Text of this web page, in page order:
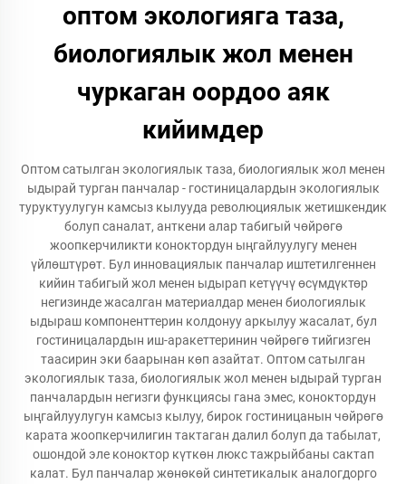
оптом экологияга таза,
биологиялык жол менен
чуркаган оордоо аяк
кийимдер
Оптом сатылган экологиялык таза, биологиялык жол менен
ыдырай турган панчалар - гостиницалардын экологиялык
туруктуулугун камсыз кылууда революциялык жетишкендик
болуп саналат, анткени алар табигый чөйрөгө
жоопкерчиликти коноктордун ыңгайлуулугу менен
үйлөштүрөт. Бул инновациялык панчалар иштетилгеннен
кийин табигый жол менен ыдырап кетүүчү өсүмдүктөр
негизинде жасалган материалдар менен биологиялык
ыдыраш компоненттерин колдонуу аркылуу жасалат, бул
гостиницалардын иш-аракеттеринин чөйрөгө тийгизген
таасирин эки баарынан көп азайтат. Оптом сатылган
экологиялык таза, биологиялык жол менен ыдырай турган
панчалардын негизги функциясы гана эмес, коноктордун
ыңгайлуулугун камсыз кылуу, бирок гостиницанын чөйрөгө
карата жоопкерчилигин тактаган далил болуп да табылат,
ошондой эле коноктор күткөн люкс тажрыйбаны сактап
калат. Бул панчалар жөнөкөй синтетикалык аналогдорго